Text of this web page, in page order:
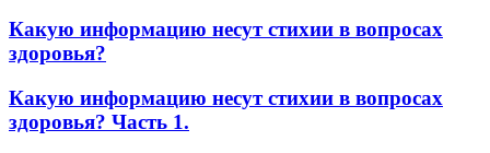
Какую информацию несут стихии в вопросах
здоровья?
Какую информацию несут стихии в вопросах
здоровья? Часть 1.